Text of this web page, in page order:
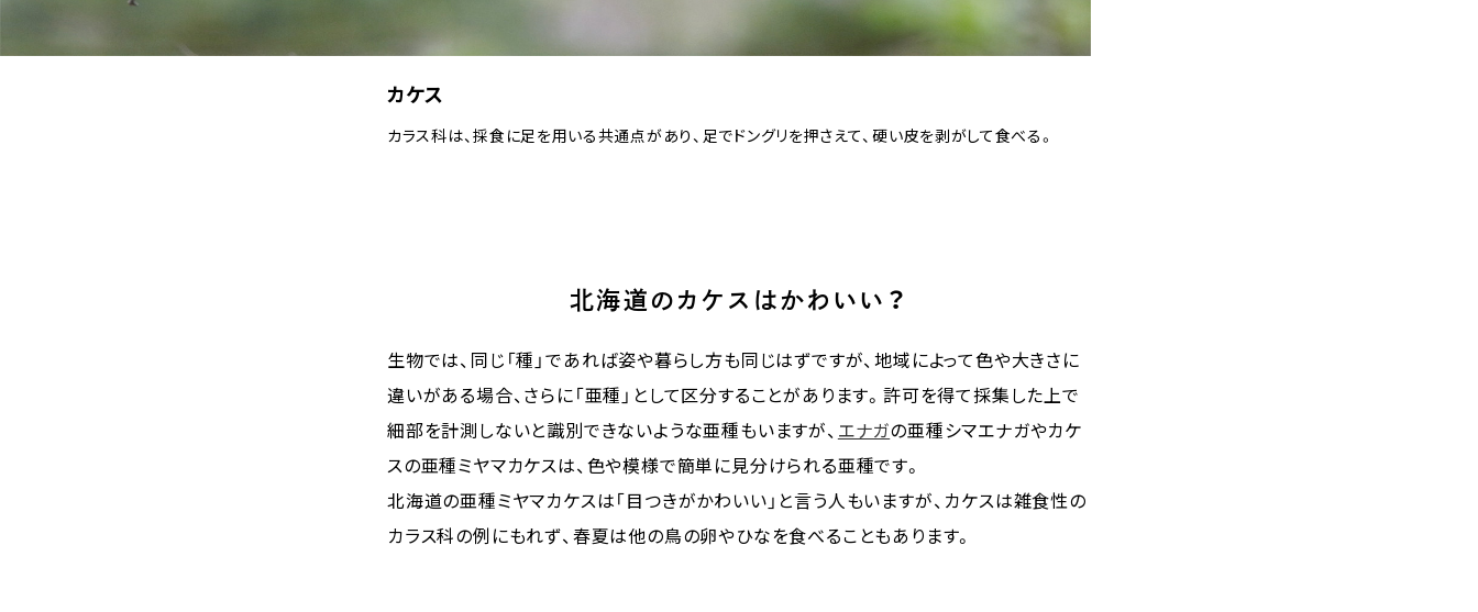
カケス
カラス科は、採食に足を用いる共通点があり、足でドングリを押さえて、硬い皮を剥がして食べる。
北海道のカケスはかわいい？
生物では、同じ「種」であれば姿や暮らし方も同じはずですが、地域によって色や大きさに
違いがある場合、さらに「亜種」として区分することがあります。許可を得て採集した上で
細部を計測しないと識別できないような亜種もいますが、 エナガの亜種シマエナガやカケ
スの亜種ミヤマカケスは、色や模様で簡単に見分けられる亜種です。
北海道の亜種ミヤマカケスは「目つきがかわいい」と言う人もいますが、カケスは雑食性の
カラス科の例にもれず、春夏は他の鳥の卵やひなを食べることもあります。